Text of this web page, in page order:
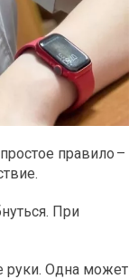
правило –
При
руки. Одна может